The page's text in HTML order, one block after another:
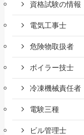
資格試験の情報
電気工事士
危険物取扱者
ボイラー技士
冷凍機械責任者
電験三種
ビル管理士